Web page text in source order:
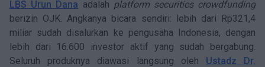
LBS Urun Dana adalah platform securities crowdfunding
berizin OJK. Angkanya bicara sendiri: lebih dari Rp321,4
miliar sudah disalurkan ke pengusaha Indonesia, dengan
lebih dari 16.600 investor aktif yang sudah bergabung.
Seluruh produknya diawasi langsung oleh Ustadz Dr.